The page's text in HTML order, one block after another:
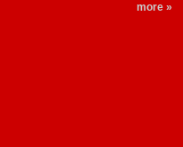
more »